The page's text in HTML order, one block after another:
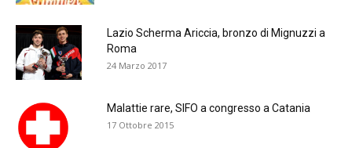
Lazio Scherma Ariccia, bronzo di Mignuzzi a
Roma
24 Marzo 2017
Malattie rare, SIFO a congresso a Catania
17 Ottobre 2015